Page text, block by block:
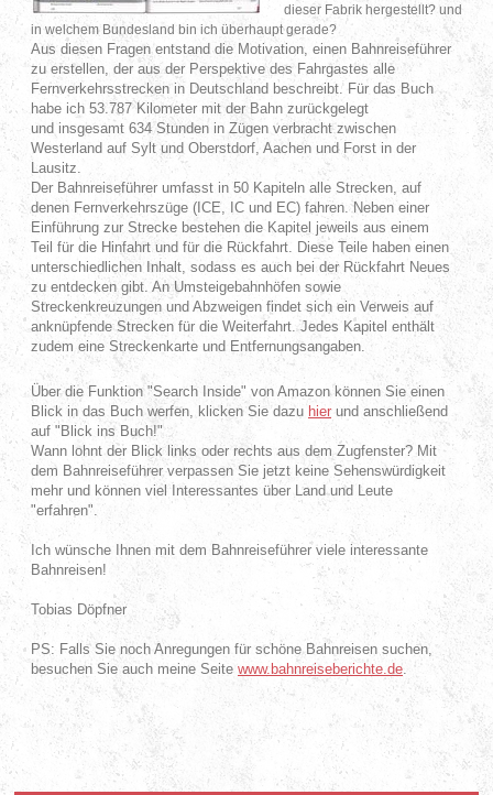
dieser Fabrik hergestellt? und
in welchem Bundesland bin ich überhaupt gerade?
Aus diesen Fragen entstand die Motivation, einen Bahnreiseführer
zu erstellen, der aus der Perspektive des Fahrgastes alle
Fernverkehrsstrecken in Deutschland beschreibt. Für das Buch
habe ich 53.787 Kilometer mit der Bahn zurückgelegt
und insgesamt 634 Stunden in Zügen verbracht zwischen
Westerland auf Sylt und Oberstdorf, Aachen und Forst in der
Lausitz.
Der Bahnreiseführer umfasst in 50 Kapiteln alle Strecken, auf
denen Fernverkehrszüge (ICE, IC und EC) fahren. Neben einer
Einführung zur Strecke bestehen die Kapitel jeweils aus einem
Teil für die Hinfahrt und für die Rückfahrt. Diese Teile haben einen
unterschiedlichen Inhalt, sodass es auch bei der Rückfahrt Neues
zu entdecken gibt. An Umsteigebahnhöfen sowie
Streckenkreuzungen und Abzweigen findet sich ein Verweis auf
anknüpfende Strecken für die Weiterfahrt. Jedes Kapitel enthält
zudem eine Streckenkarte und Entfernungsangaben.
Über die Funktion "Search Inside" von Amazon können Sie einen
Blick in das Buch werfen, klicken Sie dazu hierund anschließend
auf "Blick ins Buch!"
Wann lohnt der Blick links oder rechts aus dem Zugfenster? Mit
dem Bahnreiseführer verpassen Sie jetzt keine Sehenswürdigkeit
mehr und können viel Interessantes über Land und Leute
"erfahren".
Ich wünsche Ihnen mit dem Bahnreiseführer viele interessante
Bahnreisen!
Tobias Döpfner
PS: Falls Sie noch Anregungen für schöne Bahnreisen suchen,
besuchen Sie auch meine Seite www.bahnreiseberichte.de